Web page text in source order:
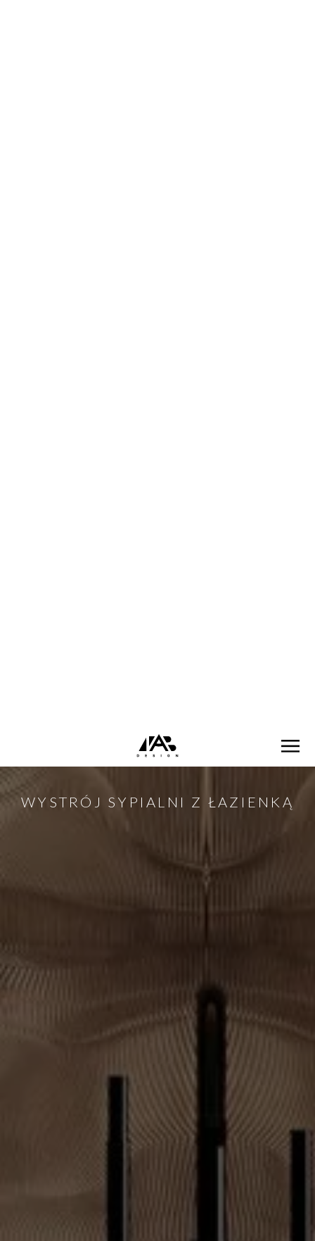
Copper Pearl
WYSTRÓJ SYPIALNI Z ŁAZIENKĄ